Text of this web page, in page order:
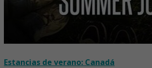
Estancias de verano: Canadá